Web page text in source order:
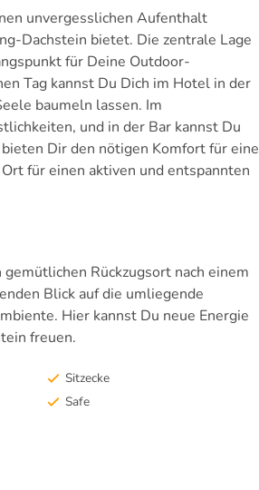
unvergesslichen Aufenthalt
Dachstein bietet. Die zentrale Lage
für Deine Outdoor-
Tag kannst Du Dich im Hotel in der
baumeln lassen. Im
und in der Bar kannst Du
Dir den nötigen Komfort für eine
für einen aktiven und entspannten
Rückzugsort nach einem
Blick auf die umliegende
Hier kannst Du neue Energie
freuen.
Sitzecke
Safe